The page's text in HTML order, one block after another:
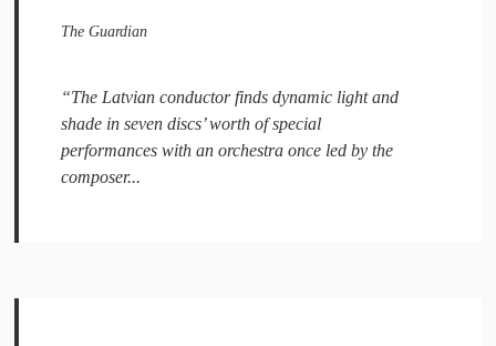
The Guardian
“The Latvian conductor finds dynamic light and
shade in seven discs’ worth of special
performances with an orchestra once led by the
composer...